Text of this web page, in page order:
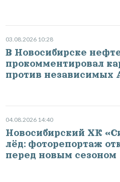
03.08.2026 10:28
В Новосибирске
прокомментировал
против независимых
04.08.2026 14:40
Новосибирский ХК
лёд: фоторепортаж
перед новым сезоном